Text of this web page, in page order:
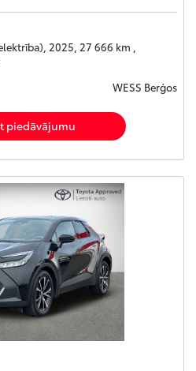
2025, 27 666 km ,
WESS Berģos
piedāvājumu